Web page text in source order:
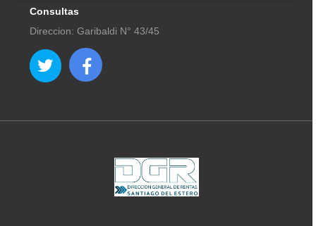
Consultas
Direccion: Garibaldi N° 43/45